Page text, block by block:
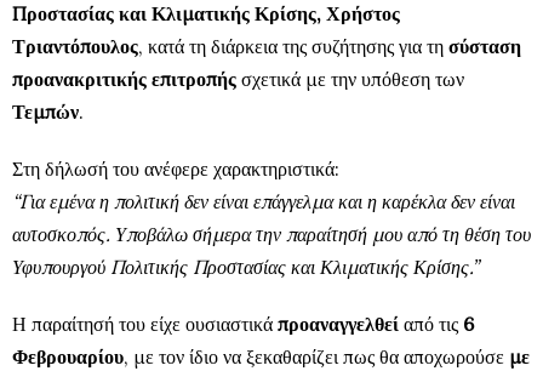
Προστασίας και Κλιματικής Κρίσης, Χρήστος
Τριαντόπουλος, κατά τη διάρκεια της συζήτησης για τη σύσταση
προανακριτικής επιτροπής σχετικά με την υπόθεση των
Τεμπών.
Στη δήλωσή του ανέφερε χαρακτηριστικά:
“Για εμένα η πολιτική δεν είναι επάγγελμα και η καρέκλα δεν είναι
αυτοσκοπός. Υποβάλω σήμερα την παραίτησή μου από τη θέση του
Υφυπουργού Πολιτικής Προστασίας και Κλιματικής Κρίσης.”
Η παραίτησή του είχε ουσιαστικά προαναγγελθεί από τις 6
Φεβρουαρίου, με τον ίδιο να ξεκαθαρίζει πως θα αποχωρούσε με